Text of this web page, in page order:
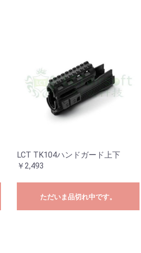
LCT TK104ハンドガード上下
￥2,493
ただいま品切れ中です。